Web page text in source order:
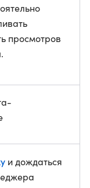
просмотров
и дождаться